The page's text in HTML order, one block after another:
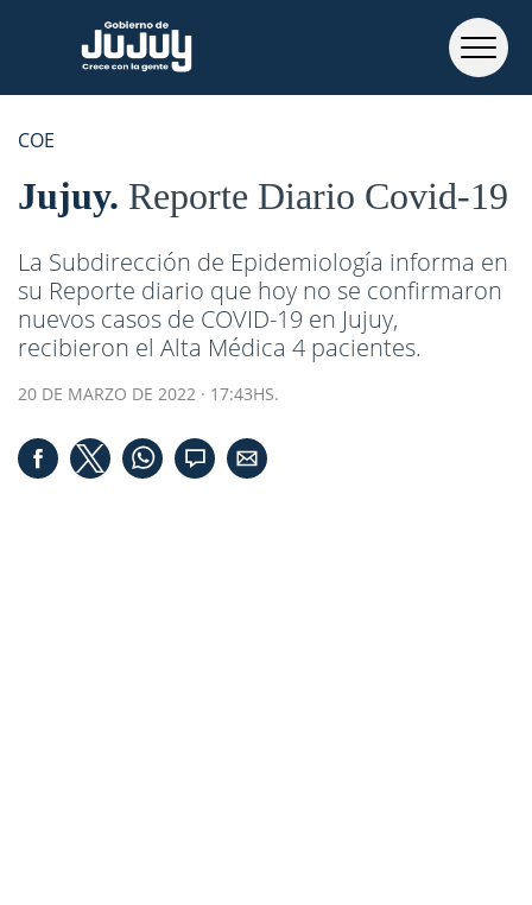
COE
Jujuy Reporte Diario Covid-19
La Subdirección de Epidemiología informa en
su Reporte diario que hoy no se confirmaron
nuevos casos de COVID-19 en Jujuy,
recibieron el Alta Médica 4 pacientes.
20 DE MARZO DE 2022 · 17:43HS.